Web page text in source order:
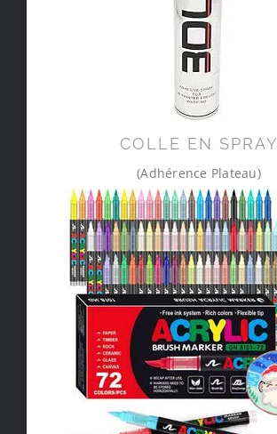
COLLE EN SPRAY
(Adhérence Plateau)